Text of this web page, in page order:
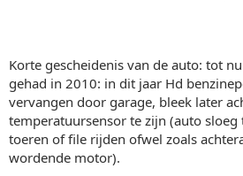
Korte gescheidenis van de auto: tot
gehad in 2010: in dit jaar Hd
vervangen door garage, bleek later
temperatuursensor te zijn (auto sloeg
toeren of file rijden ofwel zoals
wordende motor).